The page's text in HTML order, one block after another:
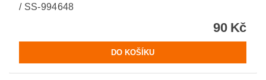
/ SS-994648
90 Kč